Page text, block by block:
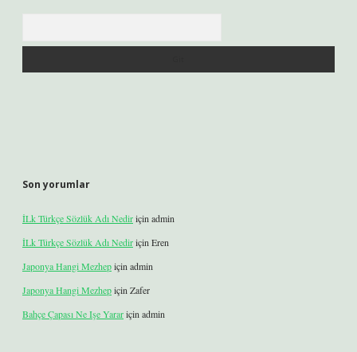
Son yorumlar
İLk Türkçe Sözlük Adı Nediriçin admin
İLk Türkçe Sözlük Adı Nediriçin Eren
Japonya Hangi Mezhepiçin admin
Japonya Hangi Mezhepiçin Zafer
Bahçe Çapası Ne Işe Yarariçin admin